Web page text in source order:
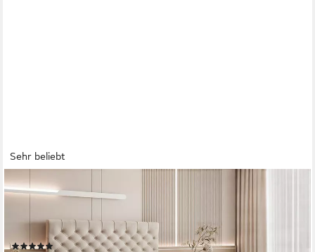
Sehr beliebt
GOLDSTOFF
Boxspringbett TAURIEL mit Federkernmatratze & Topper, zwei
aus Velvet Stoff mit edlem Kopfteil
(36)